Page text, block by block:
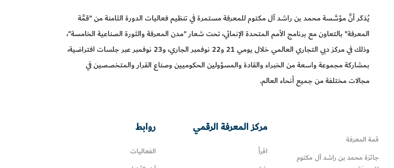
يُذكَر أنَّ مؤسَّسة محمد بن راشد آل مكتوم للمعرفة مستمرة في تنظيم فعاليات الدورة الثامنة من "قمَّة
المعرفة" بالتعاون مع برنامج الأمم المتحدة الإنمائي، تحت شعار "مدن المعرفة والثورة الصناعية الخامسة"،
وذلك في مركز دبي التجاري العالمي خلال يومي 21 و22 نوفمبر الجاري، و23 نوفمبر عبر جلسات افتراضية،
بمشاركة مجموعة واسعة من الخبراء والقادة والمسؤولين الحكوميين وصناع القرار والمتخصصين في
مجالات مختلفة من جميع أنحاء العالم.
قمة المعرفة
جائزة محمد بن راشد آل مكتوم
مركز المعرفة الرقمي
اقرأ
روابط
الفعاليات